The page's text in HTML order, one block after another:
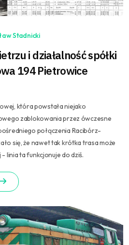
Stadnicki
i działalność spółki
194 Pietrowice
która powstała niejako
zablokowania przez ówczesne
połączenia Racibórz-
się, że nawet tak krótka trasa może
linia ta funkcjonuje do dziś.